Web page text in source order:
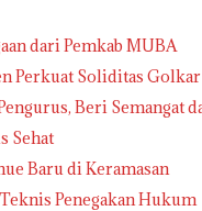
dari Pemkab MUBA
Perkuat Soliditas
Beri Semangat
Sehat
Baru di Keramasan
Penegakan Hukum